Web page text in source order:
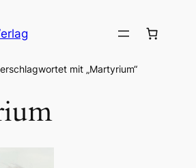
mit „Martyrium“